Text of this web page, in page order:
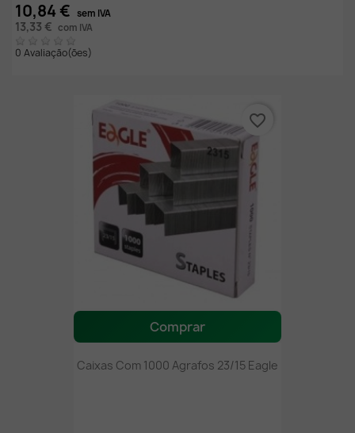
10,84 € sem IVA
13,33 € com IVA
0 Avaliação(ões)
Comprar
Caixas Com 1000 Agrafos 23/15 Eagle
favorite_border